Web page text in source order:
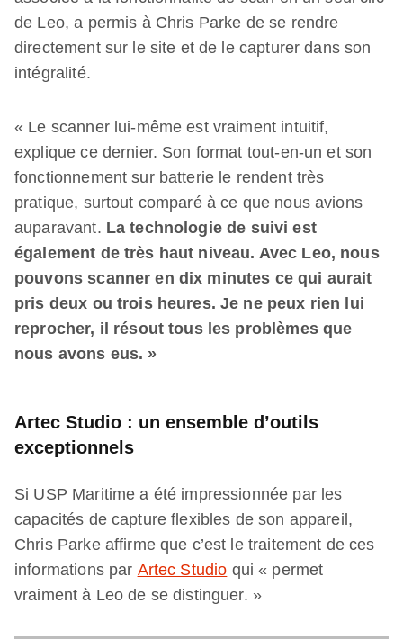
de Leo, a permis à Chris Parke de se rendre
directement sur le site et de le capturer dans son
intégralité.
« Le scanner lui-même est vraiment intuitif,
explique ce dernier. Son format tout-en-un et son
fonctionnement sur batterie le rendent très
pratique, surtout comparé à ce que nous avions
auparavant. La technologie de suivi est
également de très haut niveau. Avec Leo, nous
pouvons scanner en dix minutes ce qui aurait
pris deux ou trois heures. Je ne peux rien lui
reprocher, il résout tous les problèmes que
nous avons eus. »
Artec Studio : un ensemble d’outils
exceptionnels
Si USP Maritime a été impressionnée par les
capacités de capture flexibles de son appareil,
Chris Parke affirme que c’est le traitement de ces
informations par Artec Studio qui « permet
vraiment à Leo de se distinguer. »